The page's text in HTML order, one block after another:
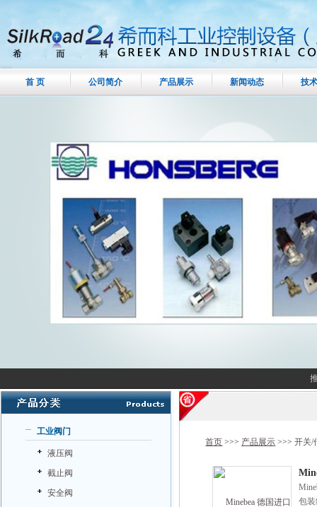
首 页 公司简介 产品展示 新闻动态 技
工业阀门
液压阀
截止阀
安全阀
首页 >>> 产品展示 >>>开关/
包